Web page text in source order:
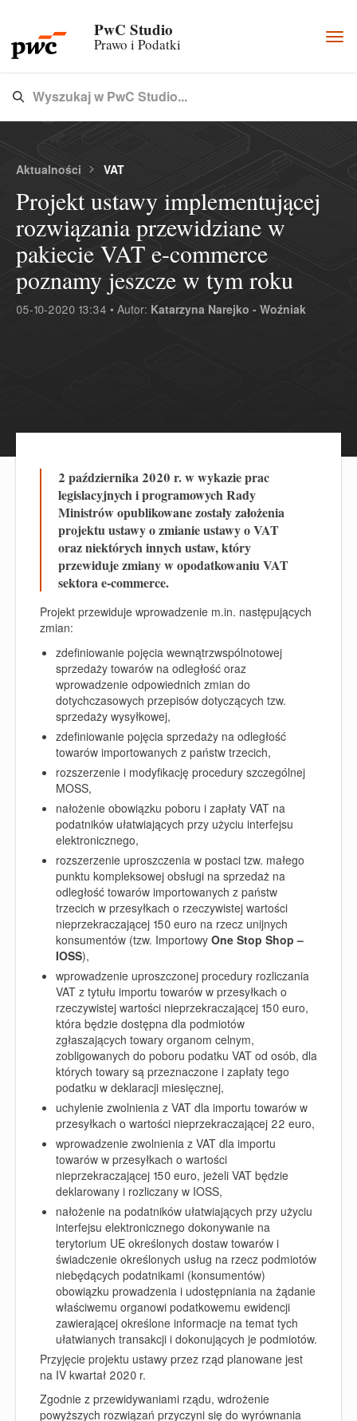
PwC Studio
Prawo i Podatki
Type 3 or more characters for results.
Wyszukaj w PwC Studio...
Aktualności VAT
Projekt ustawy implementującej
rozwiązania przewidziane w
pakiecie VAT e-commerce
poznamy jeszcze w tym roku
05-10-2020 13:34 • Autor: Katarzyna Narejko - Woźniak
2 października 2020 r. w wykazie prac
legislacyjnych i programowych Rady
Ministrów opublikowane zostały założenia
projektu ustawy o zmianie ustawy o VAT
oraz niektórych innych ustaw, który
przewiduje zmiany w opodatkowaniu VAT
sektora e-commerce.
Projekt przewiduje wprowadzenie m.in. następujących
zmian:
zdefiniowanie pojęcia wewnątrzwspólnotowej
sprzedaży towarów na odległość oraz
wprowadzenie odpowiednich zmian do
dotychczasowych przepisów dotyczących tzw.
sprzedaży wysyłkowej,
zdefiniowanie pojęcia sprzedaży na odległość
towarów importowanych z państw trzecich,
rozszerzenie i modyfikację procedury szczególnej
MOSS,
nałożenie obowiązku poboru i zapłaty VAT na
podatników ułatwiających przy użyciu interfejsu
elektronicznego,
rozszerzenie uproszczenia w postaci tzw. małego
punktu kompleksowej obsługi na sprzedaż na
odległość towarów importowanych z państw
trzecich w przesyłkach o rzeczywistej wartości
nieprzekraczającej 150 euro na rzecz unijnych
konsumentów (tzw. Importowy One Stop Shop –
IOSS),
wprowadzenie uproszczonej procedury rozliczania
VAT z tytułu importu towarów w przesyłkach o
rzeczywistej wartości nieprzekraczającej 150 euro,
która będzie dostępna dla podmiotów
zgłaszających towary organom celnym,
zobligowanych do poboru podatku VAT od osób, dla
których towary są przeznaczone i zapłaty tego
podatku w deklaracji miesięcznej,
uchylenie zwolnienia z VAT dla importu towarów w
przesyłkach o wartości nieprzekraczającej 22 euro,
wprowadzenie zwolnienia z VAT dla importu
towarów w przesyłkach o wartości
nieprzekraczającej 150 euro, jeżeli VAT będzie
deklarowany i rozliczany w IOSS,
nałożenie na podatników ułatwiających przy użyciu
interfejsu elektronicznego dokonywanie na
terytorium UE określonych dostaw towarów i
świadczenie określonych usług na rzecz podmiotów
niebędących podatnikami (konsumentów)
obowiązku prowadzenia i udostępniania na żądanie
właściwemu organowi podatkowemu ewidencji
zawierającej określone informacje na temat tych
ułatwianych transakcji i dokonujących je podmiotów.
Przyjęcie projektu ustawy przez rząd planowane jest
na IV kwartał 2020 r.
Zgodnie z przewidywaniami rządu, wdrożenie
powyższych rozwiązań przyczyni się do wyrównania